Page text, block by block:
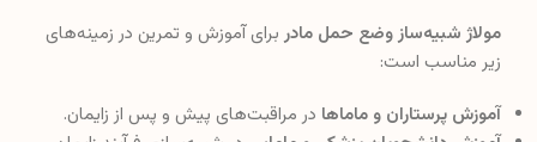
مولاژ شبیه‌ساز وضع حمل مادربرای آموزش و تمرین در زمینه‌های
زیر مناسب است:
آموزش پرستاران و ماماها در مراقبت‌های پیش و پس از زایمان.